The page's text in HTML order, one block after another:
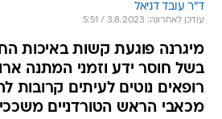
ד"ר עובד דניאל
עודכן לאחרונה: 3.8.2023 / 5:51
מיגרנה פוגעת קשות באיכות
בשל חוסר ידע וזמני המתנה
רופאים נוטים לעיתים קרובות
מכאבי הראש הטורדניים משככי